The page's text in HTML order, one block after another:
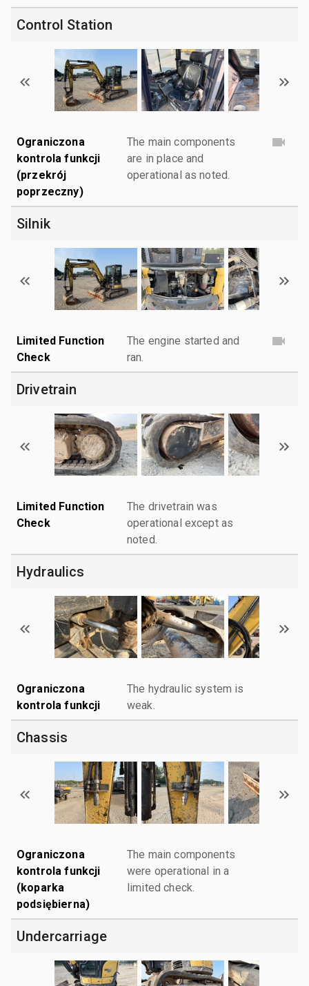
Control Station
Ograniczona
kontrola funkcji
(przekrój
poprzeczny)
The main components
are in place and
operational as noted.
Silnik
Limited Function
Check
The engine started and
ran.
Drivetrain
Limited Function
Check
The drivetrain was
operational except as
noted.
Hydraulics
Ograniczona
kontrola funkcji
The hydraulic system is
weak.
Chassis
Ograniczona
kontrola funkcji
(koparka
podsiębierna)
The main components
were operational in a
limited check.
Undercarriage